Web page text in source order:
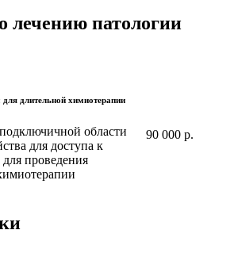
лечению патологии
длительной химиотерапии
области
для доступа к
проведения
90 000 р.